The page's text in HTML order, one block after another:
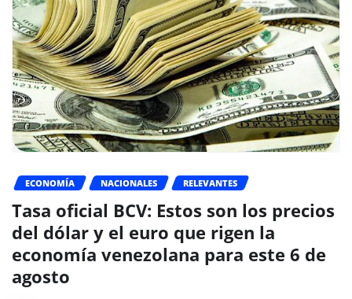
ECONOMÍA NACIONALES RELEVANTES
Tasa oficial BCV: Estos son los precios
del dólar y el euro que rigen la
economía venezolana para este 6 de
agosto